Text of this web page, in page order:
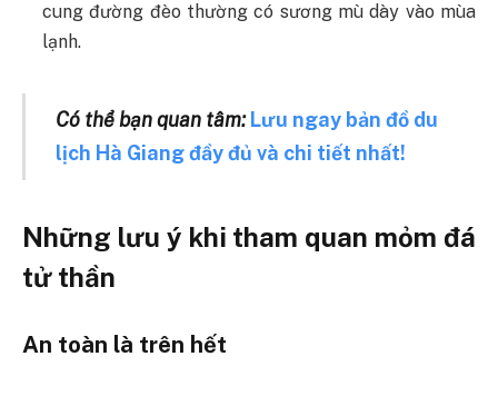
cung đường đèo thường có sương mù dày vào mùa
lạnh.
Có thể bạn quan tâm: Lưu ngay bản đồ du
lịch Hà Giang đầy đủ và chi tiết nhất!
Những lưu ý khi tham quan mỏm đá
tử thần
An toàn là trên hết